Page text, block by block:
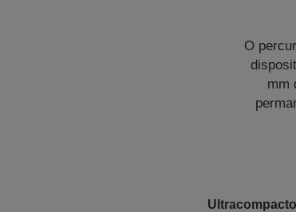
O
mm
Ultracompacto